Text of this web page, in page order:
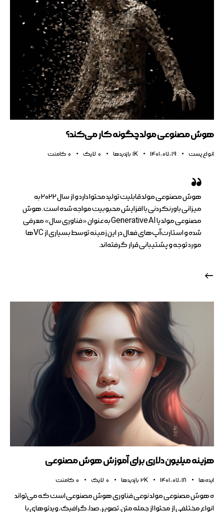
هوش مصنوعی مولد چگونه کار می‌کند؟
انواع پست 1401-07-19
1K بازدیدها 0 لایک 0 کامنت
هوش مصنوعی مولد قابلیت تولید محتوا دارد و از سال ۲۰۲۲ به
میزانی باورنکردنی با افزایش محبوبیت مواجه شده است. هوش
مصنوعی مولد یا Generative AI به عنوان «فناوری سال» معرفی
شده و استارت‌آپ‌های فعال در این زمینه توسط بسیاری از VCها
مورد توجه و پشتیبانی قرار گرفته‌اند.
هزینه میلیون‌ دلاری برای آموزش هوش مصنوعی
ایده ها 1401-07-18
2K بازدیدها 0 لایک 0 کامنت
ه هوش مصنوعی مولد نوعی فناوری هوش مصنوعی است که می‌تواند
انواع مختلفی از محتوا از جمله متن، تصویر، صدا، گرافیک، ویدئوهای با